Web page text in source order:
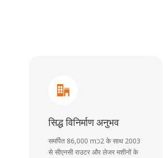
सिद्ध विनिर्माण अनुभव
समर्पित 86,000 m⊃2 के साथ 2003
से सीएनसी राउटर और लेजर मशीनों के